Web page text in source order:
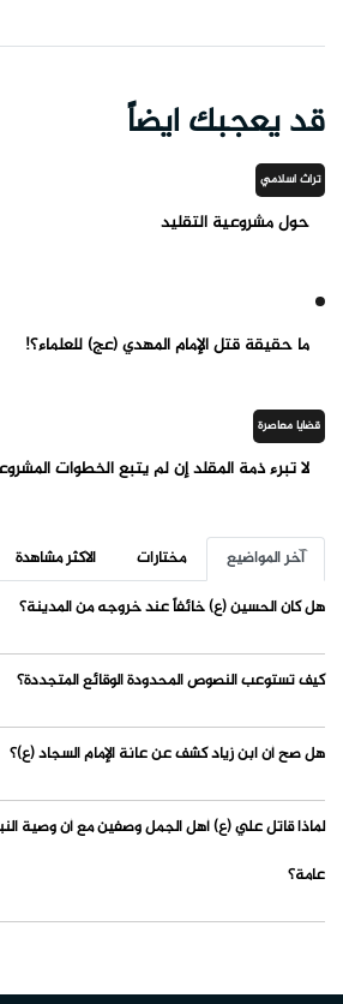
قد يعجبك ايضاً
تراث اسلامي
حول مشروعية التقليد
ما حقيقة قتل الإمام المهدي (عج) للعلماء؟!
قضايا معاصرة
لا تبرء ذمة المقلد إن لم يتبع الخطوات
آخر المواضيع مختارات
الاكثر مشاهدة
هل كان الحسين (ع) خائفاً عند خروجه من المدينة؟
كيف تستوعب النصوص المحدودة الوقائع المتجددة؟
هل صح أن ابن زياد كشف عن عانة الإمام السجاد (ع)؟
لماذا قاتل علي (ع) أهل الجمل وصفين مع أن وصية
عامة؟